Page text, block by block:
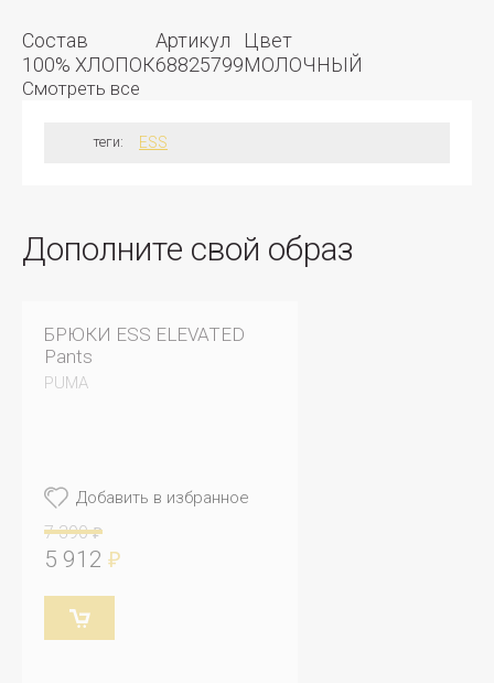
Артикул
68825799
Цвет
МОЛОЧНЫЙ
Состав
100% ХЛОПОК
Смотреть все
теги: ESS
Дополните свой образ
БРЮКИ ESS ELEVATED
Pants
PUMA
Добавить в избранное
7 390 ₽
5 912 ₽